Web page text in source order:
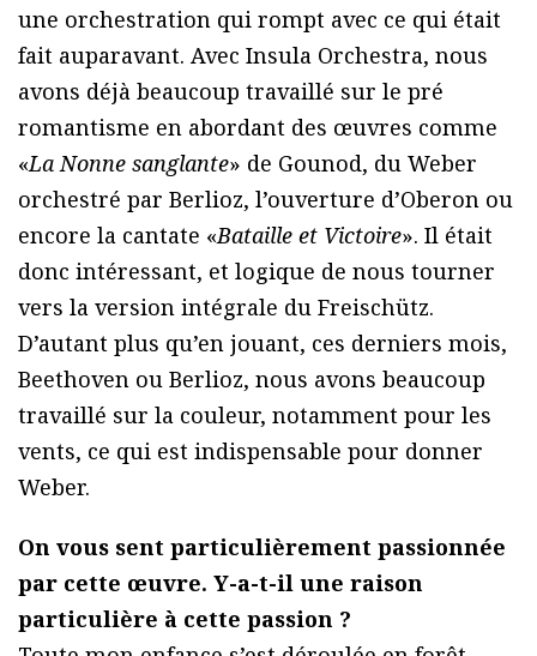
une orchestration qui rompt avec ce qui était
fait auparavant. Avec Insula Orchestra, nous
avons déjà beaucoup travaillé sur le pré
romantisme en abordant des œuvres comme
«La Nonne sanglante» de Gounod, du Weber
orchestré par Berlioz, l’ouverture d’Oberon ou
encore la cantate «Bataille et Victoire». Il était
donc intéressant, et logique de nous tourner
vers la version intégrale du Freischütz.
D’autant plus qu’en jouant, ces derniers mois,
Beethoven ou Berlioz, nous avons beaucoup
travaillé sur la couleur, notamment pour les
vents, ce qui est indispensable pour donner
Weber.
On vous sent particulièrement passionnée
par cette œuvre. Y-a-t-il une raison
particulière à cette passion ?